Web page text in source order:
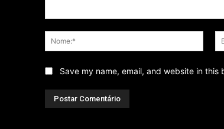
Save my name, email, and website in